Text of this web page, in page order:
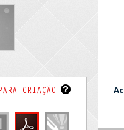
CRIAÇÃO